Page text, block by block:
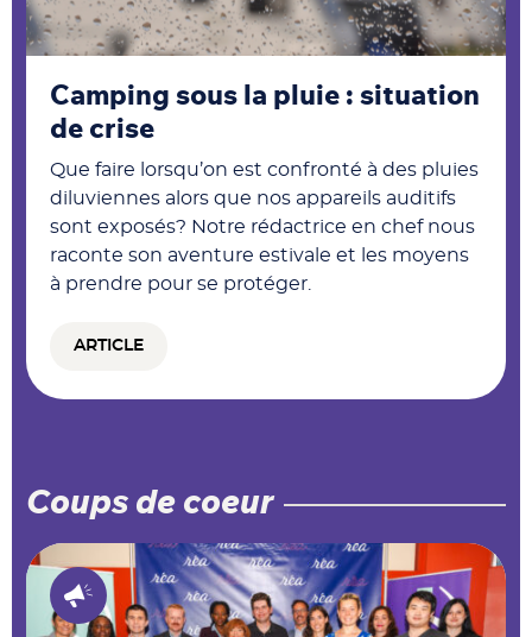
Camping sous la pluie : situation
de crise
Que faire lorsqu’on est confronté à des pluies
diluviennes alors que nos appareils auditifs
sont exposés? Notre rédactrice en chef nous
raconte son aventure estivale et les moyens
à prendre pour se protéger.
ARTICLE
Coups de coeur